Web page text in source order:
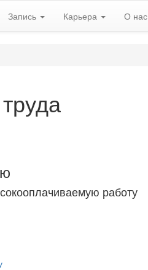
Запись Карьера О нас
работу